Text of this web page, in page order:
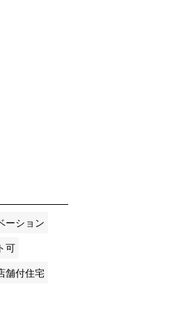
ーション
可
舗付住宅